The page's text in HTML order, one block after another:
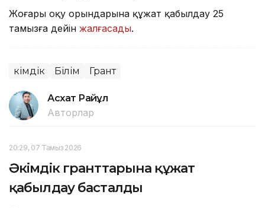
Жоғары оқу орындарына құжат қабылдау 25
тамызға дейін жалғасады.
Әкімдік Білім Грант
Асхат Райқұл
Авторлар
20:29, 07 Тамыз 2026
Әкімдік гранттарына құжат
қабылдау басталды